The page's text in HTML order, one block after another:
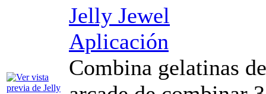
Jelly Jewel
Aplicación
Combina gelatinas